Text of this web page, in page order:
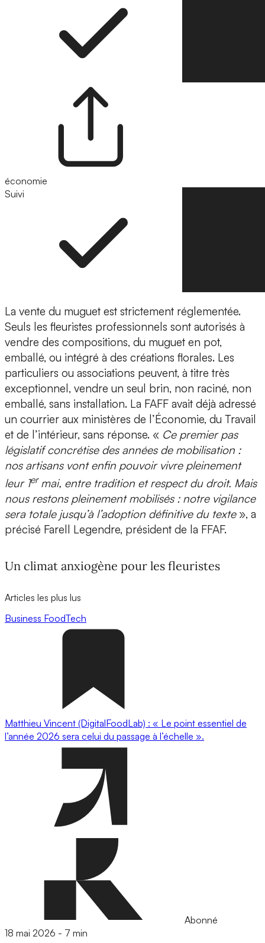
économie
Suivi
La vente du muguet est strictement réglementée.
Seuls les fleuristes professionnels sont autorisés à
vendre des compositions, du muguet en pot,
emballé, ou intégré à des créations florales. Les
particuliers ou associations peuvent, à titre très
exceptionnel, vendre un seul brin, non raciné, non
emballé, sans installation. La FAFF avait déjà adressé
un courrier aux ministères de l’Économie, du Travail
et de l’intérieur, sans réponse. « Ce premier pas
législatif concrétise des années de mobilisation :
nos artisans vont enfin pouvoir vivre pleinement
leur 1ermai, entre tradition et respect du droit. Mais
nous restons pleinement mobilisés : notre vigilance
sera totale jusqu’à l’adoption définitive du texte», a
précisé Farell Legendre, président de la FFAF.
Un climat anxiogène pour les fleuristes
Articles les plus lus
Business FoodTech
Matthieu Vincent (DigitalFoodLab) : « Le point essentiel de
l’année 2026 sera celui du passage à l’échelle ».
Abonné
18 mai 2026 - 7 min